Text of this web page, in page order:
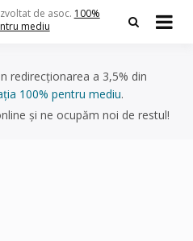
de asoc. 100%
mediu
redirecționarea a 3,5% din
100% pentru mediu.
și ne ocupăm noi de restul!